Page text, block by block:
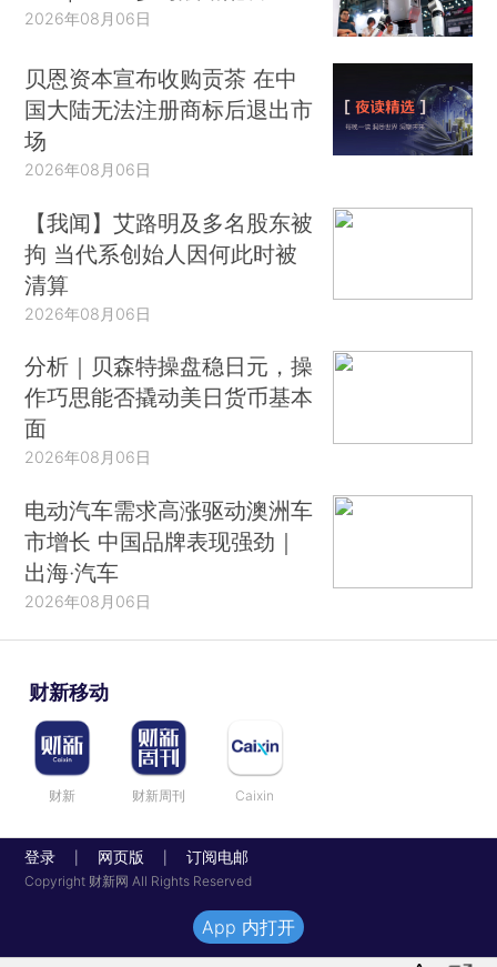
2026年08月06日
贝恩资本宣布收购贡茶 在中
国大陆无法注册商标后退出市
场
2026年08月06日
【我闻】艾路明及多名股东被
拘 当代系创始人因何此时被
清算
2026年08月06日
分析｜贝森特操盘稳日元，操
作巧思能否撬动美日货币基本
面
2026年08月06日
电动汽车需求高涨驱动澳洲车
市增长 中国品牌表现强劲｜
出海·汽车
2026年08月06日
财新移动
财新 财新周刊 Caixin
登录 网页版 订阅电邮
Copyright 财新网 All Rights Reserved
App 内打开